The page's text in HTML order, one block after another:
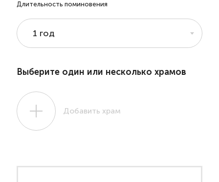
Длительность поминовения
1 год
Выберите один или несколько храмов
Добавить храм